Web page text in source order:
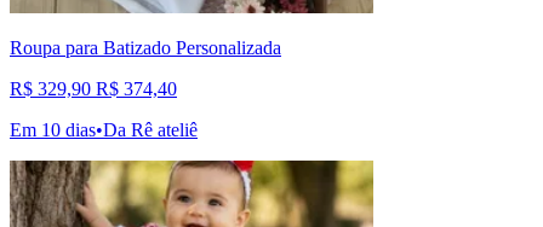
Roupa para Batizado Personalizada
R$ 329,90 R$ 374,40
Em 10 dias•Da Rê ateliê